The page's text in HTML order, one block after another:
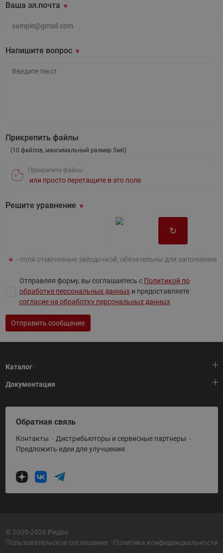
Ваша эл.почта
Напишите вопрос
Прикрепить файлы
(10 файлов, максимальный размер 5мб)
Прикрепите файлы
или просто перетащите в это поле
Решите уравнение
↻
- поля отмеченные звёздочкой, обязательны для заполнения
Отправляя форму, вы соглашаетесь с Политикой по
обработке персональных данныхи предоставляете
согласие на обработку персональных данных
Отправить сообщение
Каталог
Тепловая автоматика
Холодильная техника
Приводная техника
Промышленная автоматика
Теплообменное оборудование
Насосное оборудование
Документация
HeatPlatform (Тепловая платформа)
Полезные программы и инструменты
Условия поставки
Обратная связь
Контакты
Дистрибьюторы и сервисные партнеры
Предложить идеи для улучшения
© 2009-2026 Ридан
Пользовательское соглашение
Политика конфиденциальности